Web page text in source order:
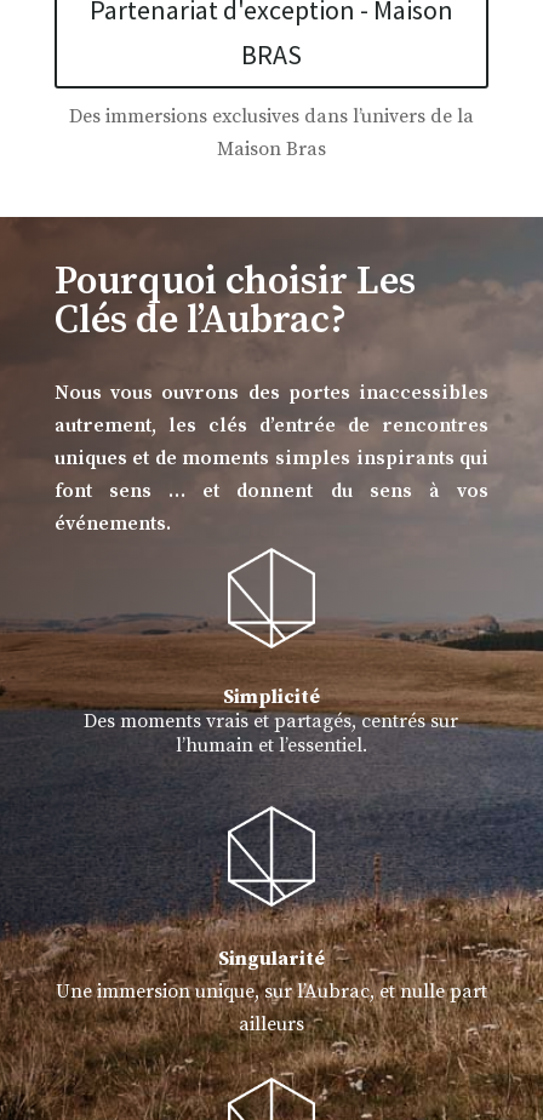
Partenariat d'exception - Maison
BRAS
Des immersions exclusives dans l’univers de la
Maison Bras
Pourquoi choisir Les
Clés de l’Aubrac?
Nous vous ouvrons des portes inaccessibles
autrement, les clés d’entrée de rencontres
uniques et de moments simples inspirants qui
font sens … et donnent du sens à vos
événements.
Simplicité
Des moments vrais et partagés, centrés sur
l’humain et l’essentiel.
Singularité
Une immersion unique, sur l’Aubrac, et nulle part
ailleurs